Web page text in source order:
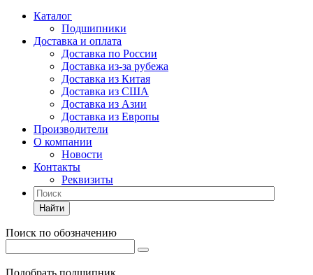
Каталог
Подшипники
Доставка и оплата
Доставка по России
Доставка из-за рубежа
Доставка из Китая
Доставка из США
Доставка из Азии
Доставка из Европы
Производители
О компании
Новости
Контакты
Реквизиты
Найти
Поиск по обозначению
Подобрать подшипник